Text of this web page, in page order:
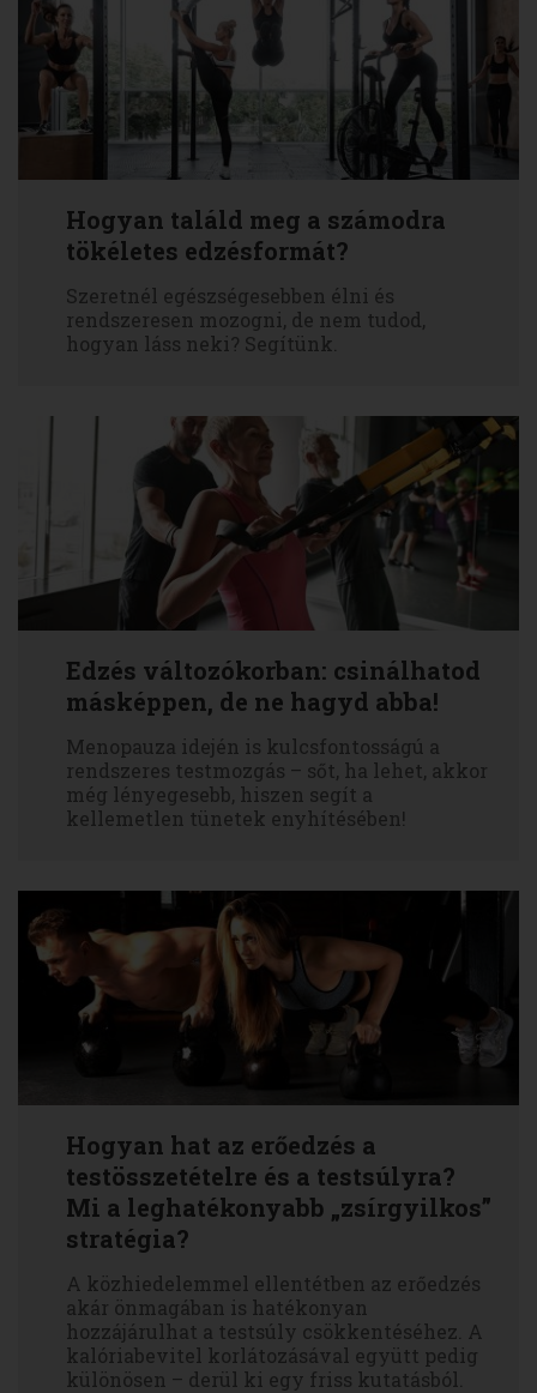
Hogyan találd meg a számodra
tökéletes edzésformát?
Szeretnél egészségesebben élni és
rendszeresen mozogni, de nem tudod,
hogyan láss neki? Segítünk.
Edzés változókorban: csinálhatod
másképpen, de ne hagyd abba!
Menopauza idején is kulcsfontosságú a
rendszeres testmozgás – sőt, ha lehet, akkor
még lényegesebb, hiszen segít a
kellemetlen tünetek enyhítésében!
Hogyan hat az erőedzés a
testösszetételre és a testsúlyra?
Mi a leghatékonyabb „zsírgyilkos”
stratégia?
A közhiedelemmel ellentétben az erőedzés
akár önmagában is hatékonyan
hozzájárulhat a testsúly csökkentéséhez. A
kalóriabevitel korlátozásával együtt pedig
különösen – derül ki egy friss kutatásból.